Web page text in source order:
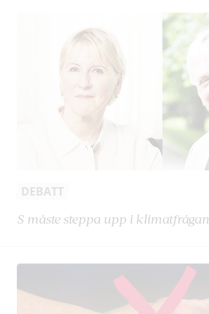
DEBATT
S måste steppa upp i klimatfrågan